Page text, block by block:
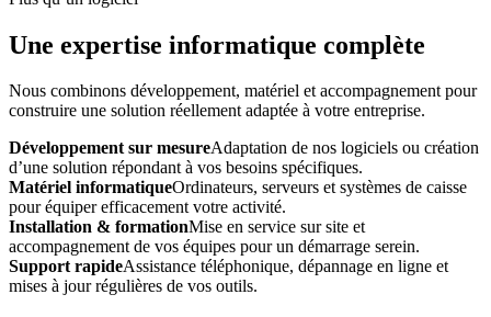
Une expertise informatique complète
Nous combinons développement, matériel et accompagnement pour
construire une solution réellement adaptée à votre entreprise.
Développement sur mesureAdaptation de nos logiciels ou création
d’une solution répondant à vos besoins spécifiques.
Matériel informatiqueOrdinateurs, serveurs et systèmes de caisse
pour équiper efficacement votre activité.
Installation & formationMise en service sur site et
accompagnement de vos équipes pour un démarrage serein.
Support rapideAssistance téléphonique, dépannage en ligne et
mises à jour régulières de vos outils.